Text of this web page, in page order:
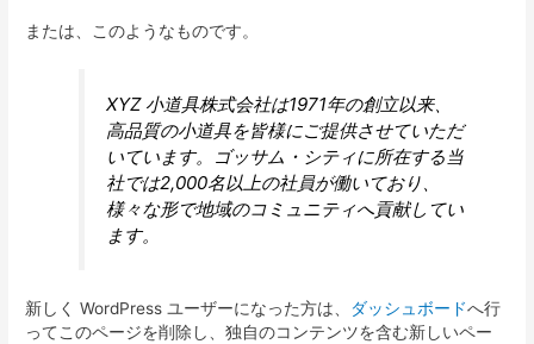
または、このようなものです。
XYZ 小道具株式会社は1971年の創立以来、
高品質の小道具を皆様にご提供させていただ
いています。ゴッサム・シティに所在する当
社では2,000名以上の社員が働いており、
様々な形で地域のコミュニティへ貢献してい
ます。
新しく WordPress ユーザーになった方は、 ダッシュボードへ行
ってこのページを削除し、独自のコンテンツを含む新しいペー